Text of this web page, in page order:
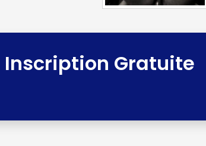
Inscription Gratuite